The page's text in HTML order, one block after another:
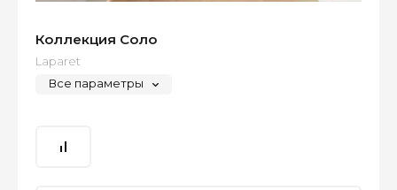
Коллекция Соло
Laparet
Все параметры